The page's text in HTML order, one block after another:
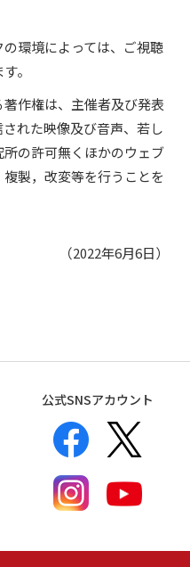
環境によっては、ご視聴
。
作権は、主催者及び発表
れた映像及び音声、若し
の許可無くほかのウェブ
製，改変等を行うことを
（2022年6月6日）
公式SNSアカウント